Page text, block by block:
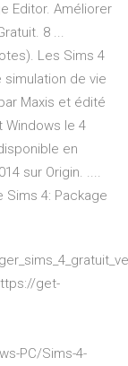
Editor. Améliorer
8 ...
Les Sims 4
de vie
Maxis et édité
Windows le 4
en
sur Origin. ....
Sims 4: Package
get-
PC/Sims-4-